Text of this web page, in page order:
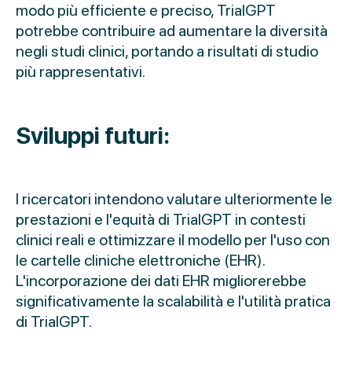
modo più efficiente e preciso, TrialGPT
potrebbe contribuire ad aumentare la diversità
negli studi clinici, portando a risultati di studio
più rappresentativi.
Sviluppi futuri:
I ricercatori intendono valutare ulteriormente le
prestazioni e l'equità di TrialGPT in contesti
clinici reali e ottimizzare il modello per l'uso con
le cartelle cliniche elettroniche (EHR).
L'incorporazione dei dati EHR migliorerebbe
significativamente la scalabilità e l'utilità pratica
di TrialGPT.